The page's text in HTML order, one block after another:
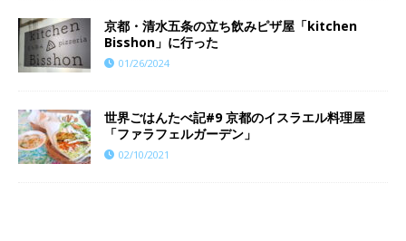
京都・清水五条の立ち飲みピザ屋「kitchen
Bisshon」に行った
01/26/2024
世界ごはんたべ記#9 京都のイスラエル料理屋
「ファラフェルガーデン」
02/10/2021